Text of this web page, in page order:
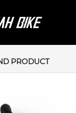
PRODUCT